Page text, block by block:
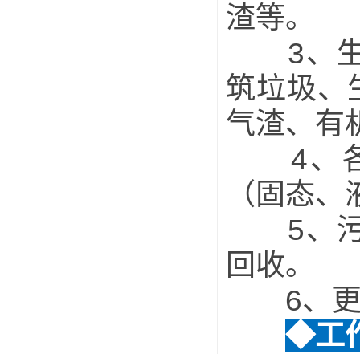
渣等。
3、生
筑垃圾、
气渣、有
4、各
（固态
5、污
回收。
6、更
◆工